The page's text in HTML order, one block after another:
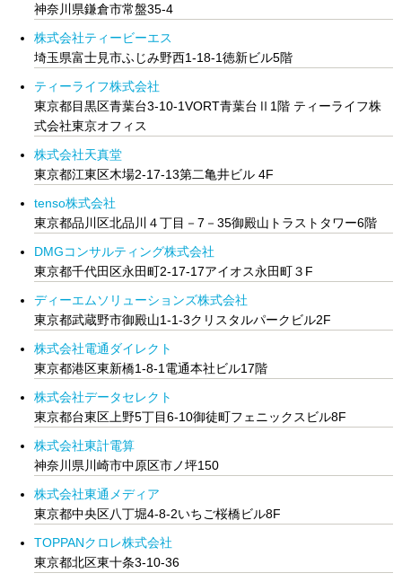
神奈川県鎌倉市常盤35-4
株式会社ティービーエス
埼玉県富士見市ふじみ野西1‐18‐1徳新ビル5階
ティーライフ株式会社
東京都目黒区青葉台3-10-1VORT青葉台Ⅱ1階 ティーライフ株
式会社東京オフィス
株式会社天真堂
東京都江東区木場2-17-13第二亀井ビル 4F
tenso株式会社
東京都品川区北品川４丁目－7－35御殿山トラストタワー6階
DMGコンサルティング株式会社
東京都千代田区永田町2-17-17アイオス永田町３F
ディーエムソリューションズ株式会社
東京都武蔵野市御殿山1-1-3クリスタルパークビル2F
株式会社電通ダイレクト
東京都港区東新橋1-8-1電通本社ビル17階
株式会社データセレクト
東京都台東区上野5丁目6-10御徒町フェニックスビル8F
株式会社東計電算
神奈川県川崎市中原区市ノ坪150
株式会社東通メディア
東京都中央区八丁堀4-8-2いちご桜橋ビル8F
TOPPANクロレ株式会社
東京都北区東十条3-10-36